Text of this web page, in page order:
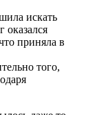
искать
оказался
приняла в
того,